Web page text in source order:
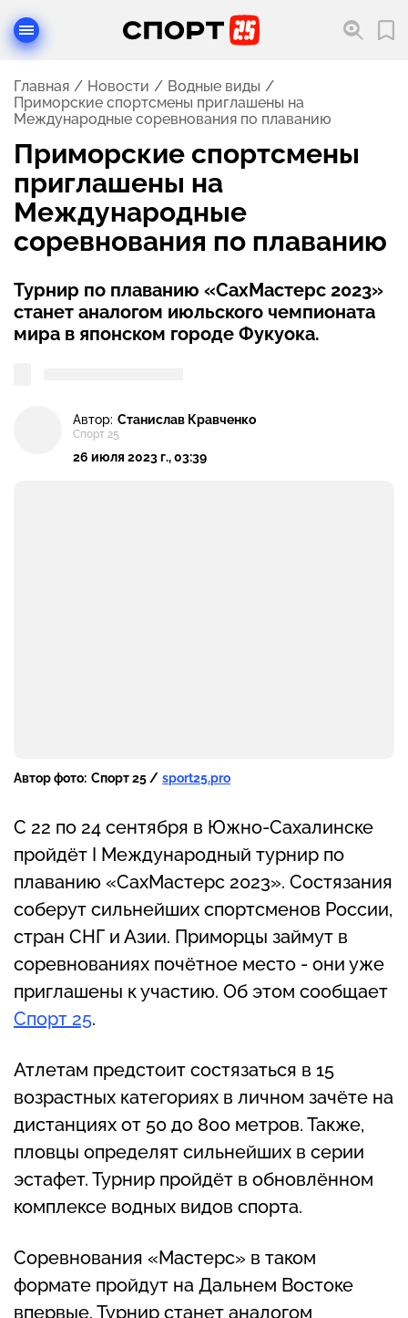
Главная Новости
Водные виды
Приморские спортсмены приглашены на
Международные соревнования по плаванию
Приморские спортсмены
приглашены на
Международные
соревнования по плаванию
Турнир по плаванию «СахМастерс 2023»
станет аналогом июльского чемпионата
мира в японском городе Фукуока.
Автор: Станислав Кравченко
Спорт 25
26 июля 2023 г., 03:39
Автор фото: Спорт 25 / sport25.pro
С 22 по 24 сентября в Южно-Сахалинске
пройдёт I Международный турнир по
плаванию «СахМастерс 2023». Состязания
соберут сильнейших спортсменов России,
стран СНГ и Азии. Приморцы займут в
соревнованиях почётное место - они уже
приглашены к участию. Об этом сообщает
Спорт 25.
Атлетам предстоит состязаться в 15
возрастных категориях в личном зачёте на
дистанциях от 50 до 800 метров. Также,
пловцы определят сильнейших в серии
эстафет. Турнир пройдёт в обновлённом
комплексе водных видов спорта.
Соревнования «Мастерс» в таком
формате пройдут на Дальнем Востоке
впервые. Турнир станет аналогом